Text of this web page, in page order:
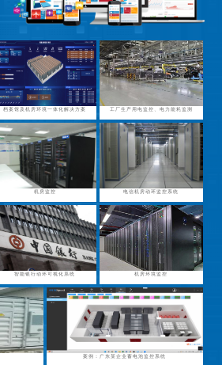
档案馆及机房环境一体化解决方案 工厂生产用电监控、电力能耗监测
机房监控 电信机房动环监控系统
智能银行动环可视化系统 机房环境监控
案例：广东某企业蓄电池监控系统